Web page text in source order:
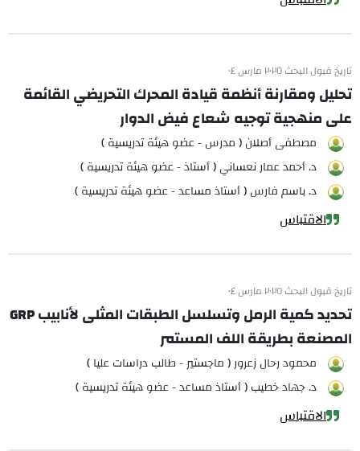
تاريخ قبول البحث ٢٠٢٥ مارس ٠٤
تحليل ومقارنة أنظمة قيادة المحرك التحريضي القائمة
على منهجية توجيه شعاع فيض الدوار
مصطفى أصلان ( مدرس - عضو هيئة تدريسية )
د. أحمد عمار نعساني ( أستاذ - عضو هيئة تدريسية )
د. باسم فارس ( أستاذ مساعد - عضو هيئة تدريسية )
الاقتباس
تاريخ قبول البحث ٢٠٢٥ مارس ٠٤
تحديد كمية الرمل وتسلسل الطبقات المثلى لأنابيب GRP
المصنعة بطريقة اللف المستمر
محمود رحال زعرور ( ماجستير - طالب دراسات عليا )
د. جهاد خطيب ( أستاذ مساعد - عضو هيئة تدريسية )
الاقتباس